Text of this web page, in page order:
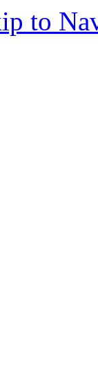
to